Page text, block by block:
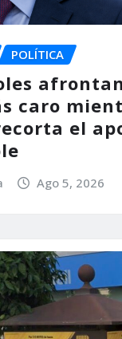
POLÍTICA
caro
el
Ago 5, 2026